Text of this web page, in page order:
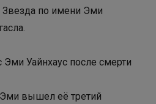
Звезда по имени Эми
вышел её третий